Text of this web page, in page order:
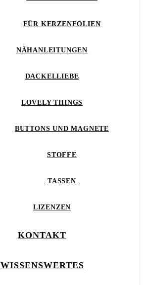
FÜR KERZENFOLIEN
NÄHANLEITUNGEN
DACKELLIEBE
LOVELY THINGS
BUTTONS UND MAGNETE
STOFFE
TASSEN
LIZENZEN
KONTAKT
WISSENSWERTES